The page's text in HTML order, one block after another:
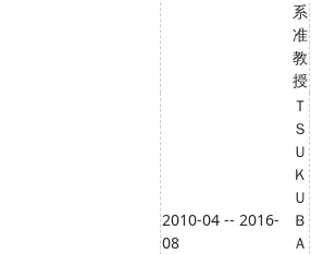
系
准
教
授
2010-04 -- 2016-
08
Ｔ
Ｓ
Ｕ
Ｋ
Ｕ
Ｂ
Ａ